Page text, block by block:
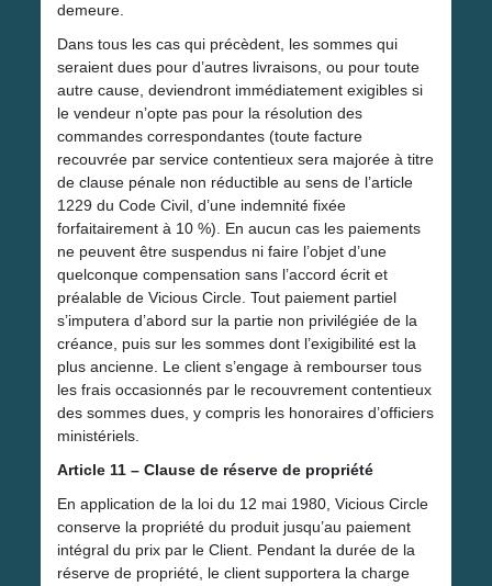
demeure.
Dans tous les cas qui précèdent, les sommes qui
seraient dues pour d’autres livraisons, ou pour toute
autre cause, deviendront immédiatement exigibles si
le vendeur n’opte pas pour la résolution des
commandes correspondantes (toute facture
recouvrée par service contentieux sera majorée à titre
de clause pénale non réductible au sens de l’article
1229 du Code Civil, d’une indemnité fixée
forfaitairement à 10 %). En aucun cas les paiements
ne peuvent être suspendus ni faire l’objet d’une
quelconque compensation sans l’accord écrit et
préalable de Vicious Circle. Tout paiement partiel
s’imputera d’abord sur la partie non privilégiée de la
créance, puis sur les sommes dont l’exigibilité est la
plus ancienne. Le client s’engage à rembourser tous
les frais occasionnés par le recouvrement contentieux
des sommes dues, y compris les honoraires d’officiers
ministériels.
Article 11 – Clause de réserve de propriété
En application de la loi du 12 mai 1980, Vicious Circle
conserve la propriété du produit jusqu’au paiement
intégral du prix par le Client. Pendant la durée de la
réserve de propriété, le client supportera la charge